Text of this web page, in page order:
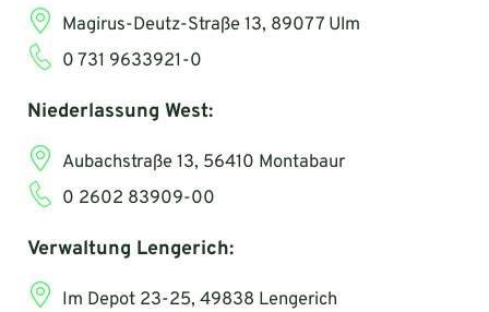
Magirus-Deutz-Straße 13, 89077 Ulm
0 731 9633921-0
Niederlassung West:
Aubachstraße 13, 56410 Montabaur
0 2602 83909-00
Verwaltung Lengerich:
Im Depot 23-25, 49838 Lengerich